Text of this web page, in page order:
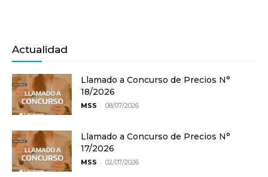
Actualidad
Llamado a Concurso de Precios N°
18/2026
MSS - 08/07/2026
Llamado a Concurso de Precios N°
17/2026
MSS - 02/07/2026